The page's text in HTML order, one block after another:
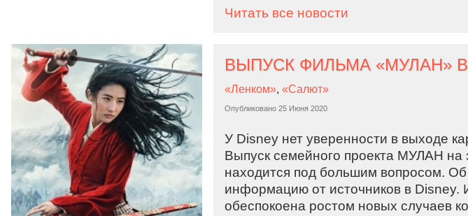
Читать все новости
Опубликовано 25 Июня 2020
«Ленком», «Салют»
У Disney нет уверенности в выходе
Выпуск семейного проекта МУЛАН на
находится под большим вопросом.
информацию от источников в Disney.
обеспокоена ростом новых случаев